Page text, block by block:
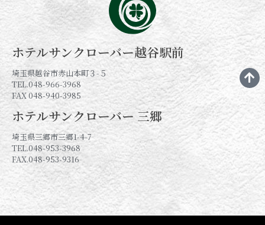
ホテルサンクローバー越谷駅前
埼玉県越谷市赤山本町３-５
TEL.048-966-3968
FAX 048-940-3985
ホテルサンクローバー 三郷
埼玉県三郷市三郷1-4-7
TEL.048-953-3968
FAX.048-953-9316